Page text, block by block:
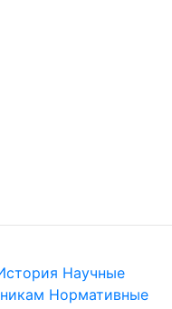
Научные
Нормативные